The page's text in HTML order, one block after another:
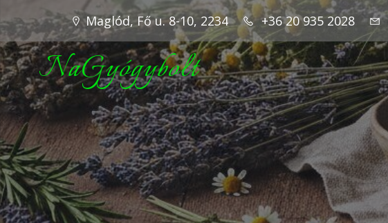
Maglód, Fő u. 8-10, 2234 +36 20 935 2028
NaGyógybolt